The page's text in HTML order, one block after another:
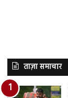
ताज़ा समाचार